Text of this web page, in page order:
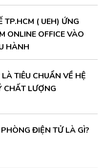
TP.HCM ( UEH) ỨNG
HÀNH
TIÊU CHUẨN VỀ HỆ
CHẤT LƯỢNG
ĐIỆN TỬ LÀ GÌ?